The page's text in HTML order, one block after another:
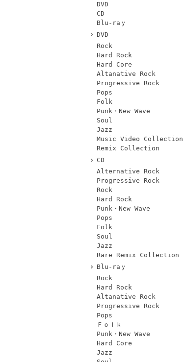
DVD
CD
Blu-raｙ
DVD
Rock
Hard Rock
Hard Core
Altanative Rock
Progressive Rock
Pops
Folk
Punk・New Wave
Soul
Jazz
Music Video Collection
Remix Collection
CD
Alternative Rock
Progressive Rock
Rock
Hard Rock
Punk・New Wave
Pops
Folk
Soul
Jazz
Rare Remix Collection
Blu-raｙ
Rock
Hard Rock
Altanative Rock
Progressive Rock
Pops
Ｆｏｌｋ
Punk・New Wave
Hard Core
Jazz